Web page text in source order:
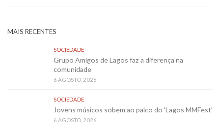
MAIS RECENTES
SOCIEDADE
Grupo Amigos de Lagos faz a diferença na
comunidade
6 AGOSTO, 2026
SOCIEDADE
Jovens músicos sobem ao palco do ‘Lagos MMFest’
6 AGOSTO, 2026